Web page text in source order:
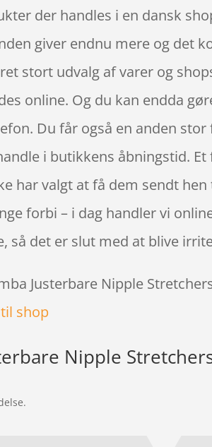
der handles i en dansk
giver endnu mere og det
stort udvalg af varer og
online. Og du kan endda
Du får også en anden
i butikkens åbningstid.
har valgt at få dem sendt
forbi – i dag handler vi
så det er slut med at blive
Justerbare Nipple
shop
Nipple